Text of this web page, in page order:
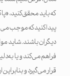
که باید محقق کنید،
پیدا کنید که موجب می
دیگران باشند. شاید
فراهم می کند و یا به
قرار می گیرد و